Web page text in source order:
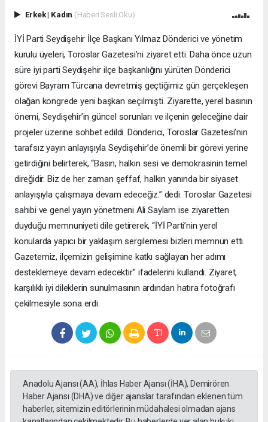
Erkek| Kadın (Haberi Sesli Oku)
İYİ Parti Seydişehir İlçe Başkanı Yılmaz Dönderici ve yönetim
kurulu üyeleri, Toroslar Gazetesi’ni ziyaret etti. Daha önce uzun
süre iyi parti Seydişehir ilçe başkanlığını yürüten Dönderici
görevi Bayram Türcana devretmiş geçtiğimiz gün gerçekleşen
olağan kongrede yeni başkan seçilmişti. Ziyarette, yerel basının
önemi, Seydişehir’in güncel sorunları ve ilçenin geleceğine dair
projeler üzerine sohbet edildi. Dönderici, Toroslar Gazetesi’nin
tarafsız yayın anlayışıyla Seydişehir’de önemli bir görevi yerine
getirdiğini belirterek, “Basın, halkın sesi ve demokrasinin temel
direğidir. Biz de her zaman şeffaf, halkın yanında bir siyaset
anlayışıyla çalışmaya devam edeceğiz.” dedi. Toroslar Gazetesi
sahibi ve genel yayın yönetmeni Ali Saylam ise ziyaretten
duyduğu memnuniyeti dile getirerek, “İYİ Parti’nin yerel
konularda yapıcı bir yaklaşım sergilemesi bizleri memnun etti.
Gazetemiz, ilçemizin gelişimine katkı sağlayan her adımı
desteklemeye devam edecektir.” ifadelerini kullandı. Ziyaret,
karşılıklı iyi dileklerin sunulmasının ardından hatıra fotoğrafı
çekilmesiyle sona erdi.
Anadolu Ajansı (AA), İhlas Haber Ajansı (İHA), Demirören
Haber Ajansı (DHA) ve diğer ajanslar tarafından eklenen tüm
haberler, sitemizin editörlerinin müdahalesi olmadan ajans